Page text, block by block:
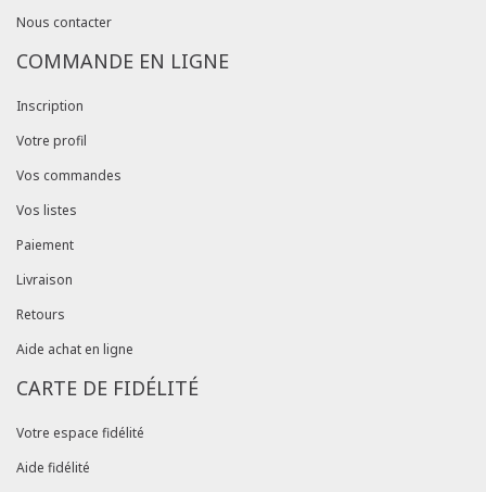
Nous contacter
COMMANDE EN LIGNE
Inscription
Votre profil
Vos commandes
Vos listes
Paiement
Livraison
Retours
Aide achat en ligne
CARTE DE FIDÉLITÉ
Votre espace fidélité
Aide fidélité